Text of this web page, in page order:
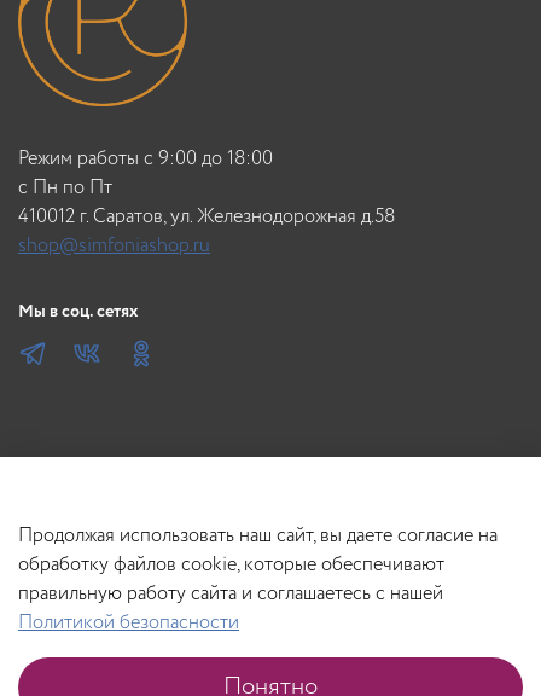
В корзину
Режим работы с 9:00 до 18:00
c Пн по Пт
410012 г. Саратов, ул. Железнодорожная д.58
shop@simfoniashop.ru
Мы в соц. сетях
Продолжая использовать наш сайт, вы даете согласие на
обработку файлов cookie, которые обеспечивают
правильную работу сайта и соглашаетесь с нашей
Политикой безопасности
Понятно